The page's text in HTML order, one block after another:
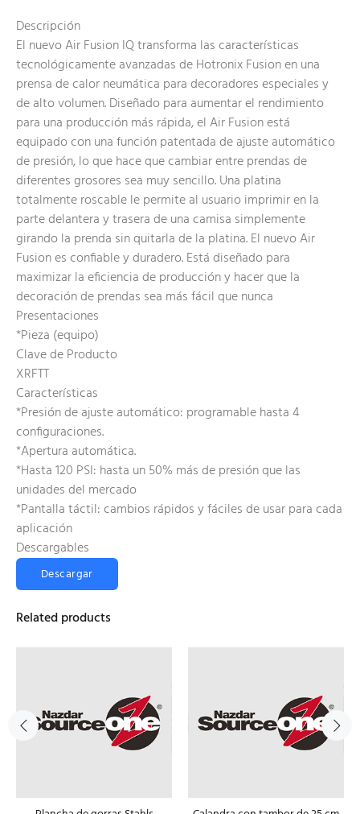
Descripción
El nuevo Air Fusion IQ transforma las características
tecnológicamente avanzadas de Hotronix Fusion en una
prensa de calor neumática para decoradores especiales y
de alto volumen. Diseñado para aumentar el rendimiento
para una producción más rápida, el Air Fusion está
equipado con una función patentada de ajuste automático
de presión, lo que hace que cambiar entre prendas de
diferentes grosores sea muy sencillo. Una platina
totalmente roscable le permite al usuario imprimir en la
parte delantera y trasera de una camisa simplemente
girando la prenda sin quitarla de la platina. El nuevo Air
Fusion es confiable y duradero. Está diseñado para
maximizar la eficiencia de producción y hacer que la
decoración de prendas sea más fácil que nunca
Presentaciones
*Pieza (equipo)
Clave de Producto
XRFTT
Características
*Presión de ajuste automático: programable hasta 4
configuraciones.
*Apertura automática.
*Hasta 120 PSI: hasta un 50% más de presión que las
unidades del mercado
*Pantalla táctil: cambios rápidos y fáciles de usar para cada
aplicación
Descargables
Descargar
Related products